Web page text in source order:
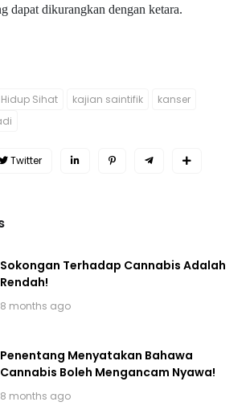
dapat dikurangkan dengan ketara.
Sihat kajian saintifik
kanser
Twitter
Sokongan Terhadap Cannabis Adalah
Rendah!
8 months ago
Penentang Menyatakan Bahawa
Cannabis Boleh Mengancam Nyawa!
8 months ago